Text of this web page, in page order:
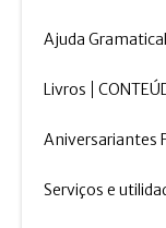
Ajuda Gramatical
Livros
Aniversariantes
Serviços e